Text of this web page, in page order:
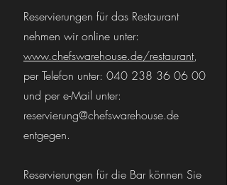
Reservierungen für das Restaurant
nehmen wir online unter:
www.chefswarehouse.de/restaurant,
per Telefon unter: 040 238 36 06 00
und per e-Mail unter:
reservierung@chefswarehouse.de
entgegen.
Reservierungen für die Bar können Sie